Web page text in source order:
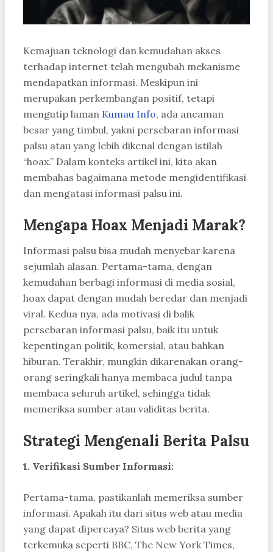
Kemajuan teknologi dan kemudahan akses
terhadap internet telah mengubah mekanisme
mendapatkan informasi. Meskipun ini
merupakan perkembangan positif, tetapi
mengutip laman Kumau Info, ada ancaman
besar yang timbul, yakni persebaran informasi
palsu atau yang lebih dikenal dengan istilah
“hoax.” Dalam konteks artikel ini, kita akan
membahas bagaimana metode mengidentifikasi
dan mengatasi informasi palsu ini.
Mengapa Hoax Menjadi Marak?
Informasi palsu bisa mudah menyebar karena
sejumlah alasan. Pertama-tama, dengan
kemudahan berbagi informasi di media sosial,
hoax dapat dengan mudah beredar dan menjadi
viral. Kedua nya, ada motivasi di balik
persebaran informasi palsu, baik itu untuk
kepentingan politik, komersial, atau bahkan
hiburan. Terakhir, mungkin dikarenakan orang-
orang seringkali hanya membaca judul tanpa
membaca seluruh artikel, sehingga tidak
memeriksa sumber atau validitas berita.
Strategi Mengenali Berita Palsu
1. Verifikasi Sumber Informasi:
Pertama-tama, pastikanlah memeriksa sumber
informasi. Apakah itu dari situs web atau media
yang dapat dipercaya? Situs web berita yang
terkemuka seperti BBC, The New York Times,